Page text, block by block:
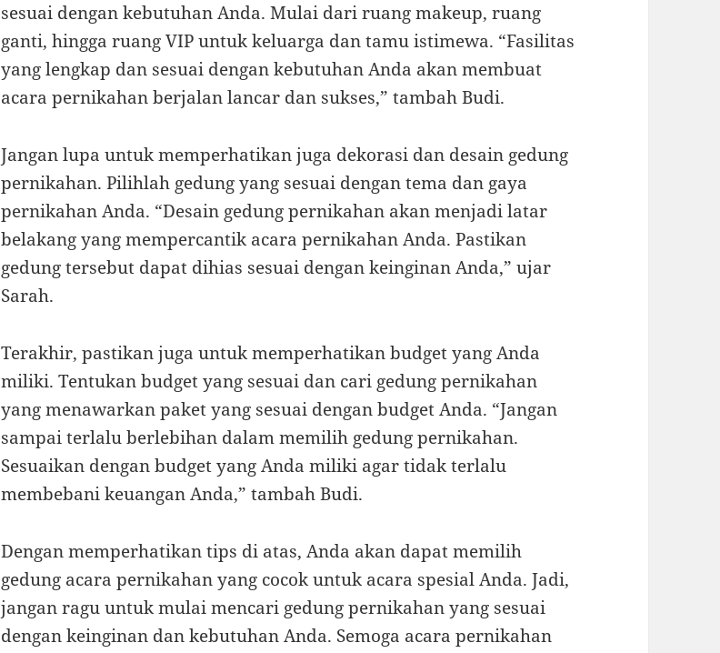
sesuai dengan kebutuhan Anda. Mulai dari ruang makeup, ruang
ganti, hingga ruang VIP untuk keluarga dan tamu istimewa. “Fasilitas
yang lengkap dan sesuai dengan kebutuhan Anda akan membuat
acara pernikahan berjalan lancar dan sukses,” tambah Budi.
Jangan lupa untuk memperhatikan juga dekorasi dan desain gedung
pernikahan. Pilihlah gedung yang sesuai dengan tema dan gaya
pernikahan Anda. “Desain gedung pernikahan akan menjadi latar
belakang yang mempercantik acara pernikahan Anda. Pastikan
gedung tersebut dapat dihias sesuai dengan keinginan Anda,” ujar
Sarah.
Terakhir, pastikan juga untuk memperhatikan budget yang Anda
miliki. Tentukan budget yang sesuai dan cari gedung pernikahan
yang menawarkan paket yang sesuai dengan budget Anda. “Jangan
sampai terlalu berlebihan dalam memilih gedung pernikahan.
Sesuaikan dengan budget yang Anda miliki agar tidak terlalu
membebani keuangan Anda,” tambah Budi.
Dengan memperhatikan tips di atas, Anda akan dapat memilih
gedung acara pernikahan yang cocok untuk acara spesial Anda. Jadi,
jangan ragu untuk mulai mencari gedung pernikahan yang sesuai
dengan keinginan dan kebutuhan Anda. Semoga acara pernikahan